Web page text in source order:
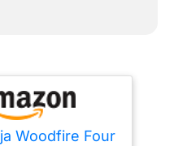
Woodfire Four